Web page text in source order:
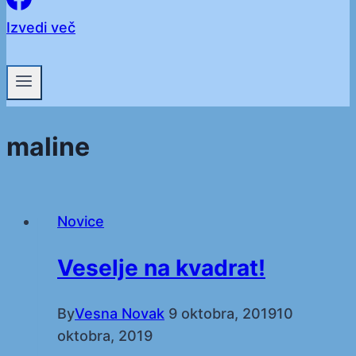
Izvedi več
maline
Novice
Veselje na kvadrat!
ByVesna Novak 9 oktobra, 201910
oktobra, 2019